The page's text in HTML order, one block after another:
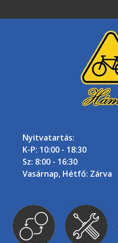
Nyitvatartás:
K-P: 10:00 - 18:30
Sz: 8:00 - 16:30
Vasárnap, Hétfő: Zárva